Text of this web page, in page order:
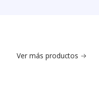
Ver más productos